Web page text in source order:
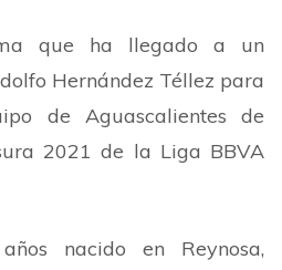
que ha llegado a un
Hernández Téllez para
de Aguascalientes de
2021 de la Liga BBVA
nacido en Reynosa,